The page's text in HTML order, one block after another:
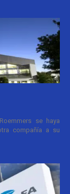
se haya
compañía a su